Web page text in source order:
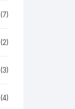
(7)
(2)
(3)
(4)